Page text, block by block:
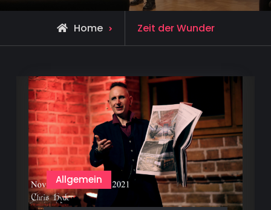
Home
Posts
tagged
Zeit der Wunder
Allgemein